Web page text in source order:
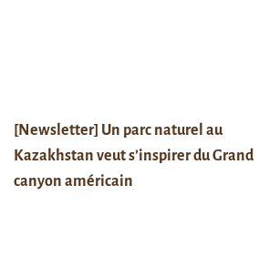
[Newsletter] Un parc naturel au
Kazakhstan veut s’inspirer du Grand
canyon américain